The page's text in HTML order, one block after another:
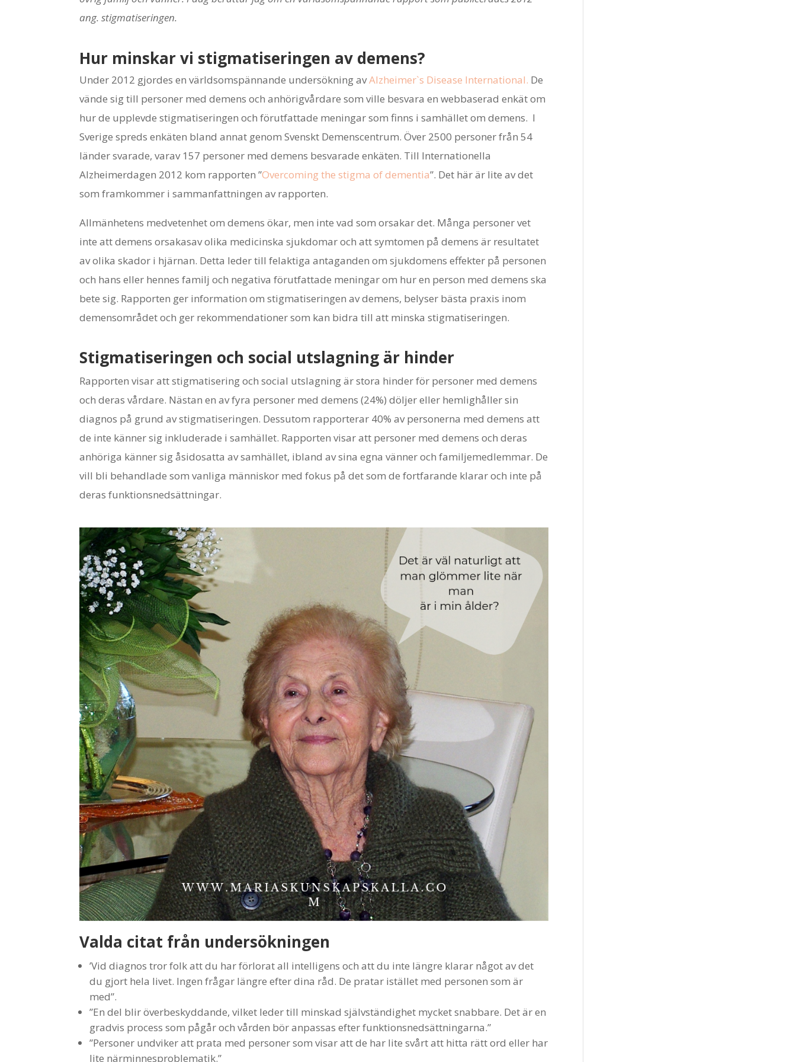
ang. stigmatiseringen.
Hur minskar vi stigmatiseringen av demens?
Under 2012 gjordes en världsomspännande undersökning avAlzheimer`s Disease International. De
vände sig till personer med demens och anhörigvårdare som ville besvara en webbaserad enkät om
hur de upplevde stigmatiseringen och förutfattade meningar som finns i samhället om demens. I
Sverige spreds enkäten bland annat genom Svenskt Demenscentrum. Över 2500 personer från 54
länder svarade, varav 157 personer med demens besvarade enkäten. Till Internationella
Alzheimerdagen 2012 kom rapporten ”Overcoming the stigma of dementia”. Det här är lite av det
som framkommer i sammanfattningen av rapporten.
Allmänhetens medvetenhet om demens ökar, men inte vad som orsakar det. Många personer vet
inte att demens orsakasav olika medicinska sjukdomar och att symtomen på demens är resultatet
av olika skador i hjärnan. Detta leder till felaktiga antaganden om sjukdomens effekter på personen
och hans eller hennes familj och negativa förutfattade meningar om hur en person med demens ska
bete sig. Rapporten ger information om stigmatiseringen av demens, belyser bästa praxis inom
demensområdet och ger rekommendationer som kan bidra till att minska stigmatiseringen.
Stigmatiseringen och social utslagning är hinder
Rapporten visar att stigmatisering och social utslagning är stora hinder för personer med demens
och deras vårdare. Nästan en av fyra personer med demens (24%) döljer eller hemlighåller sin
diagnos på grund av stigmatiseringen. Dessutom rapporterar 40% av personerna med demens att
de inte känner sig inkluderade i samhället. Rapporten visar att personer med demens och deras
anhöriga känner sig åsidosatta av samhället, ibland av sina egna vänner och familjemedlemmar. De
vill bli behandlade som vanliga människor med fokus på det som de fortfarande klarar och inte på
deras funktionsnedsättningar.
Valda citat från undersökningen
’Vid diagnos tror folk att du har förlorat all intelligens och att du inte längre klarar något av det
du gjort hela livet. Ingen frågar längre efter dina råd. De pratar istället med personen som är
med”.
”En del blir överbeskyddande, vilket leder till minskad självständighet mycket snabbare. Det är en
gradvis process som pågår och vården bör anpassas efter funktionsnedsättningarna.”
”Personer undviker att prata med personer som visar att de har lite svårt att hitta rätt ord eller har
lite närminnesproblematik.”